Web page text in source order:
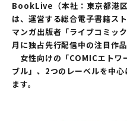
BookLive（本社：東京都港区
は、運営する総合電子書籍ス
マンガ出版者「ライブコミッ
月に独占先行配信中の注目作
女性向けの「COMICエトワ
ブル」、2つのレーベルを中
ます。